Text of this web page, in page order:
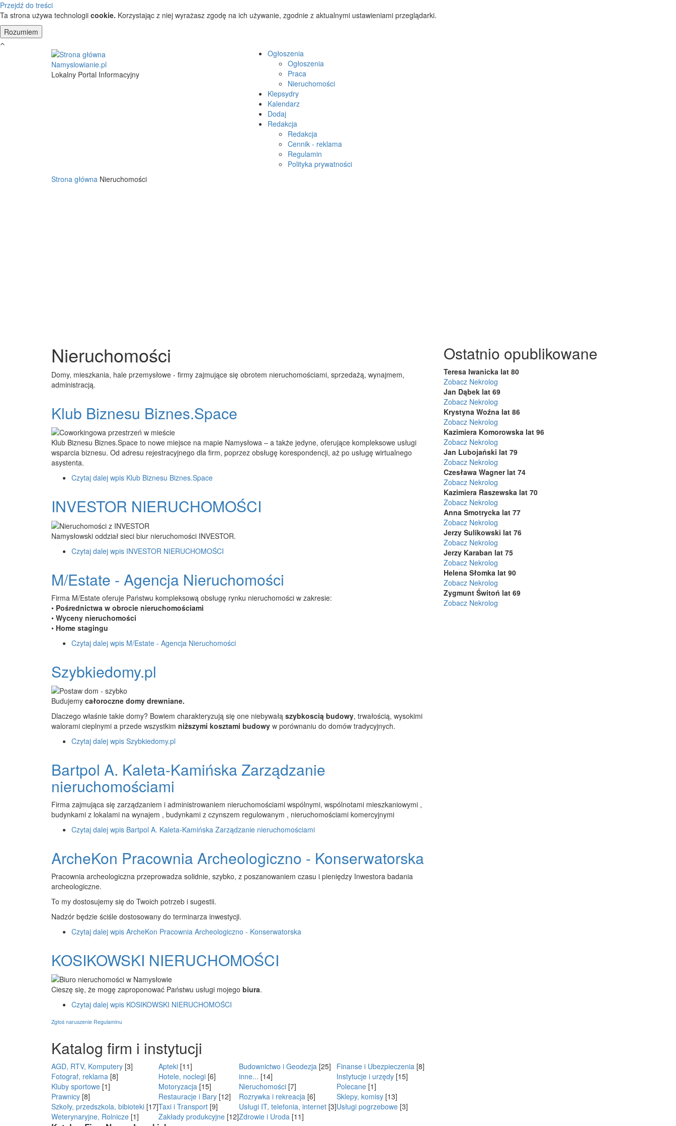
Przejdź do treści
Ta strona używa technologii cookie. Korzystając z niej wyrażasz zgodę na ich używanie, zgodnie z aktualnymi ustawieniami przeglądarki.
Namyslowianie.pl
Lokalny Portal Informacyjny
Ogłoszenia
Ogłoszenia
Praca
Nieruchomości
Klepsydry
Kalendarz
Dodaj
Redakcja
Redakcja
Cennik - reklama
Regulamin
Polityka prywatności
Strona główna Nieruchomości
Nieruchomości
Domy, mieszkania, hale przemysłowe - firmy zajmujące się obrotem nieruchomościami, sprzedażą, wynajmem,
administracją.
Klub Biznesu Biznes.Space
Klub Biznesu Biznes.Space to nowe miejsce na mapie Namysłowa – a także jedyne, oferujące kompleksowe usługi
wsparcia biznesu. Od adresu rejestracyjnego dla firm, poprzez obsługę korespondencji, aż po usługę wirtualnego
asystenta.
Czytaj dalej wpis Klub Biznesu Biznes.Space
INVESTOR NIERUCHOMOŚCI
Namysłowski oddział sieci biur nieruchomości INVESTOR.
Czytaj dalej wpis INVESTOR NIERUCHOMOŚCI
M/Estate - Agencja Nieruchomości
Firma M/Estate oferuje Państwu kompleksową obsługę rynku nieruchomości w zakresie:
• Pośrednictwa w obrocie nieruchomościami
• Wyceny nieruchomości
• Home stagingu
Czytaj dalej wpis M/Estate - Agencja Nieruchomości
Szybkiedomy.pl
Budujemy całoroczne domy drewniane.
Dlaczego właśnie takie domy? Bowiem charakteryzują się one niebywałą szybkoscią budowy, trwałością, wysokimi
walorami cieplnymi a przede wszystkim niższymi kosztami budowy w porównaniu do domów tradycyjnych.
Czytaj dalej wpis Szybkiedomy.pl
Bartpol A. Kaleta-Kamińska Zarządzanie
nieruchomościami
Firma zajmująca się zarządzaniem i administrowaniem nieruchomościami wspólnymi, wspólnotami mieszkaniowymi ,
budynkami z lokalami na wynajem , budynkami z czynszem regulowanym , nieruchomościami komercyjnymi
Czytaj dalej wpis Bartpol A. Kaleta-Kamińska Zarządzanie nieruchomościami
ArcheKon Pracownia Archeologiczno - Konserwatorska
Pracownia archeologiczna przeprowadza solidnie, szybko, z poszanowaniem czasu i pieniędzy Inwestora badania
archeologiczne.
To my dostosujemy się do Twoich potrzeb i sugestii.
Nadzór będzie ściśle dostosowany do terminarza inwestycji.
Czytaj dalej wpis ArcheKon Pracownia Archeologiczno - Konserwatorska
KOSIKOWSKI NIERUCHOMOŚCI
Cieszę się, że mogę zaproponować Państwu usługi mojego biura.
Czytaj dalej wpis KOSIKOWSKI NIERUCHOMOŚCI
Zgłoś naruszenie Regulaminu
Ostatnio opublikowane
Teresa Iwanicka lat 80
Zobacz Nekrolog
Jan Dąbek lat 69
Zobacz Nekrolog
Krystyna Woźna lat 86
Zobacz Nekrolog
Kazimiera Komorowska lat 96
Zobacz Nekrolog
Jan Lubojański lat 79
Zobacz Nekrolog
Czesława Wagner lat 74
Zobacz Nekrolog
Kazimiera Raszewska lat 70
Zobacz Nekrolog
Anna Smotrycka lat 77
Zobacz Nekrolog
Jerzy Sulikowski lat 76
Zobacz Nekrolog
Jerzy Karaban lat 75
Zobacz Nekrolog
Helena Słomka lat 90
Zobacz Nekrolog
Zygmunt Świtoń lat 69
Zobacz Nekrolog
Katalog firm i instytucji
AGD, RTV, Komputery [3] Apteki [11] Budownictwo i Geodezja [25] Finanse i Ubezpieczenia [8]
Fotograf, reklama [8] Hotele, noclegi [6] inne... [14] Instytucje i urzędy [15]
Kluby sportowe [1] Motoryzacja [15] Nieruchomości [7] Polecane [1]
Prawnicy [8] Restauracje i Bary [12] Rozrywka i rekreacja [6] Sklepy, komisy [13]
Szkoły, przedszkola, bibioteki [17]Taxi i Transport [9] Usługi IT, telefonia, internet [3]Usługi pogrzebowe [3]
Weterynaryjne, Rolnicze [1] Zakłady produkcyjne [12]Zdrowie i Uroda [11]